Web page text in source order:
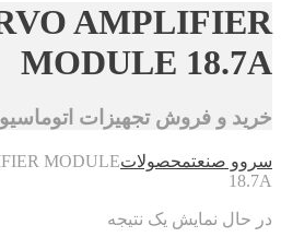
AMPLIFIER
MODULE 18.7A
خرید و فروش تجهیزات
سروو صنعتمحصولاتMODULE
18.7A
در حال نمایش یک نتیجه